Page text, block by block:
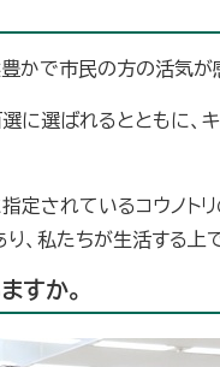
かで市民の方の活気が
に選ばれるとともに、
定されているコウノト
、私たちが生活する上
すか。